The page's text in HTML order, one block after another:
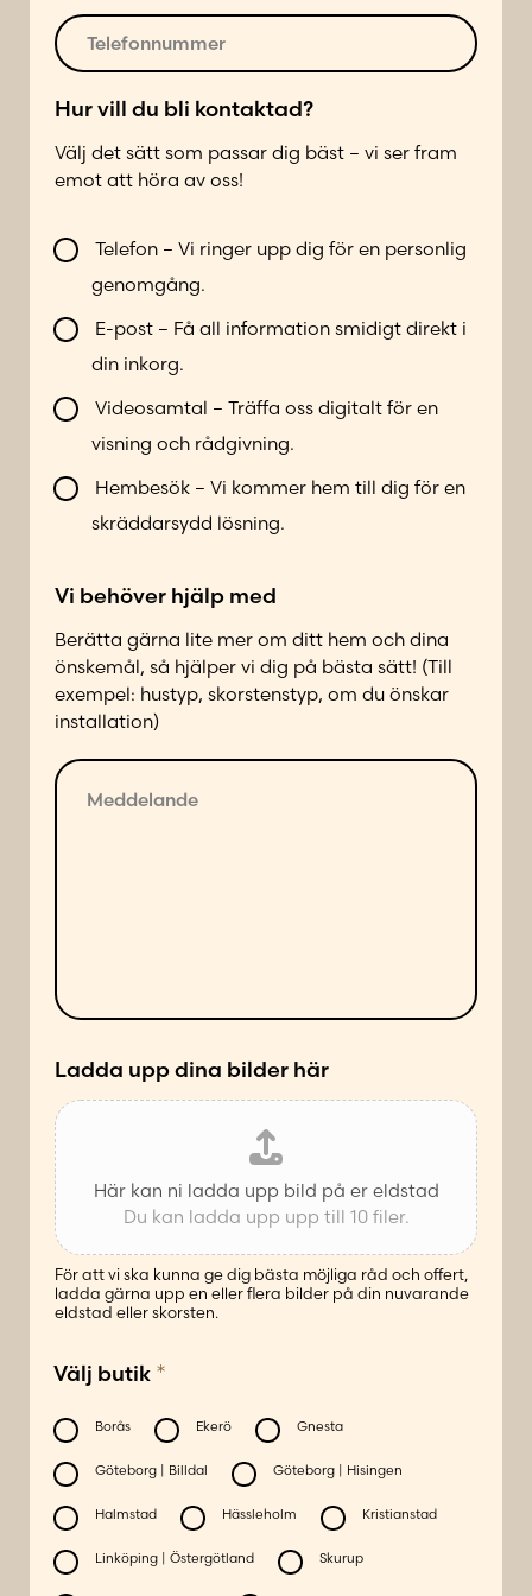
r
*
o
s
*
T
e
e
o
n
u
e
Hur vill du bli kontaktad?
Välj det sätt som passar dig bäst – vi ser fram
emot att höra av oss!
V
i
l
b
i
n
t
d
p
å
f
ö
l
t
*
Telefon – Vi ringer upp dig för en personlig
genomgång.
E-post – Få all information smidigt direkt i
din inkorg.
Videosamtal – Träffa oss digitalt för en
visning och rådgivning.
Hembesök – Vi kommer hem till dig för en
skräddarsydd lösning.
Vi behöver hjälp med
Berätta gärna lite mer om ditt hem och dina
önskemål, så hjälper vi dig på bästa sätt! (Till
exempel: hustyp, skorstenstyp, om du önskar
installation)
M
d
e
Ladda upp dina bilder här
Här kan ni ladda upp bild på er eldstad
Du kan ladda upp upp till 10 filer.
För att vi ska kunna ge dig bästa möjliga råd och offert,
ladda gärna upp en eller flera bilder på din nuvarande
eldstad eller skorsten.
L
d
d
a
P
o
s
Välj butik *
Borås Ekerö Gnesta
Göteborg | Billdal Göteborg | Hisingen
Halmstad Hässleholm Kristianstad
Linköping | Östergötland Skurup